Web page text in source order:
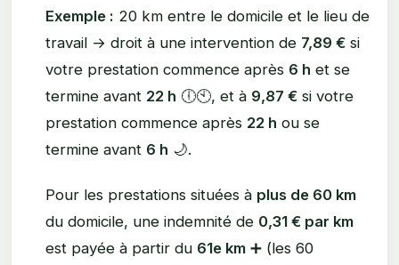
Exemple : 20 km entre le domicile et le lieu de
travail → droit à une intervention de 7,89 € si
votre prestation commence après 6 h et se
termine avant 22 h 🕕🕙, et à 9,87 € si votre
prestation commence après 22 h ou se
termine avant 6 h 🌙.
Pour les prestations situées à plus de 60 km
du domicile, une indemnité de 0,31 € par km
est payée à partir du 61e km ➕ (les 60